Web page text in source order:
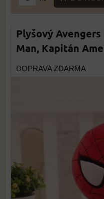
Plyšový
Man, Kapitán
DOPRAVA ZDARMA